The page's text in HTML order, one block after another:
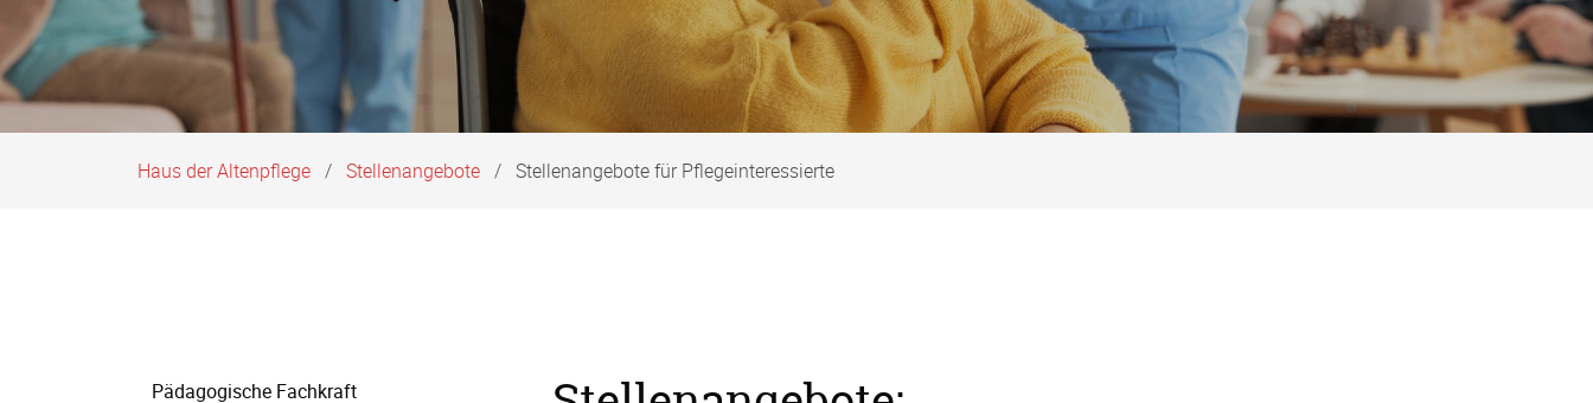
Haus der Altenpflege Stellenangebote Stellenangebote für Pflegeinteressierte
Navigation
Pädagogische Fachkraft